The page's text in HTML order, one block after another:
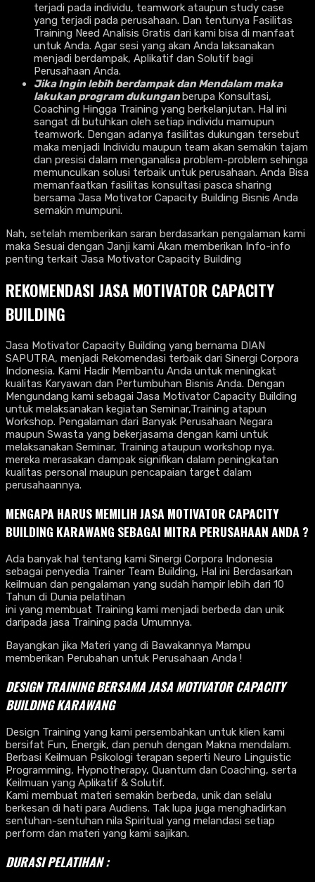
terjadi pada individu, teamwork ataupun study case
yang terjadi pada perusahaan. Dan tentunya Fasilitas
Training Need Analisis Gratis dari kami bisa di manfaat
untuk Anda. Agar sesi yang akan Anda laksanakan
menjadi berdampak, Aplikatif dan Solutif bagi
Perusahaan Anda.
Jika Ingin lebih berdampak dan Mendalam maka
lakukan program dukunganberupa Konsultasi,
Coaching Hingga Training yang berkelanjutan. Hal ini
sangat di butuhkan oleh setiap individu mamupun
teamwork. Dengan adanya fasilitas dukungan tersebut
maka menjadi Individu maupun team akan semakin tajam
dan presisi dalam menganalisa problem-problem sehinga
memunculkan solusi terbaik untuk perusahaan. Anda Bisa
memanfaatkan fasilitas konsultasi pasca sharing
bersama Jasa Motivator Capacity Building Bisnis Anda
semakin mumpuni.
Nah, setelah memberikan saran berdasarkan pengalaman kami
maka Sesuai dengan Janji kami Akan memberikan Info-info
penting terkait Jasa Motivator Capacity Building
REKOMENDASI JASA MOTIVATOR CAPACITY
BUILDING
Jasa Motivator Capacity Building yang bernama DIAN
SAPUTRA, menjadi Rekomendasi terbaik dari Sinergi Corpora
Indonesia. Kami Hadir Membantu Anda untuk meningkat
kualitas Karyawan dan Pertumbuhan Bisnis Anda. Dengan
Mengundang kami sebagai Jasa Motivator Capacity Building
untuk melaksanakan kegiatan Seminar,Training atapun
Workshop. Pengalaman dari Banyak Perusahaan Negara
maupun Swasta yang bekerjasama dengan kami untuk
melaksanakan Seminar, Training ataupun workshop nya.
mereka merasakan dampak signifikan dalam peningkatan
kualitas personal maupun pencapaian target dalam
perusahaannya.
MENGAPA HARUS MEMILIH JASA MOTIVATOR CAPACITY
BUILDING KARAWANG SEBAGAI MITRA PERUSAHAAN ANDA ?
Ada banyak hal tentang kami Sinergi Corpora Indonesia
sebagai penyedia Trainer Team Building, Hal ini Berdasarkan
keilmuan dan pengalaman yang sudah hampir lebih dari 10
Tahun di Dunia pelatihan
ini yang membuat Training kami menjadi berbeda dan unik
daripada jasa Training pada Umumnya.
Bayangkan jika Materi yang di Bawakannya Mampu
memberikan Perubahan untuk Perusahaan Anda !
DESIGN TRAINING BERSAMAJASA MOTIVATOR CAPACITY
BUILDINGKARAWANG
Design Training yang kami persembahkan untuk klien kami
bersifat Fun, Energik, dan penuh dengan Makna mendalam.
Berbasi Keilmuan Psikologi terapan seperti Neuro Linguistic
Programming, Hypnotherapy, Quantum dan Coaching, serta
Keilmuan yang Aplikatif & Solutif.
Kami membuat materi semakin berbeda, unik dan selalu
berkesan di hati para Audiens. Tak lupa juga menghadirkan
sentuhan-sentuhan nila Spiritual yang melandasi setiap
perform dan materi yang kami sajikan.
DURASI PELATIHAN :